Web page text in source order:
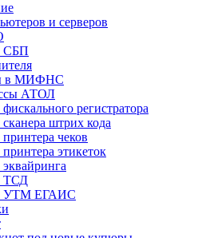
и серверов
СБП
в МИФНС
АТОЛ
регистратора
штрих кода
чеков
этикеток
ТСД
УТМ ЕГАИС